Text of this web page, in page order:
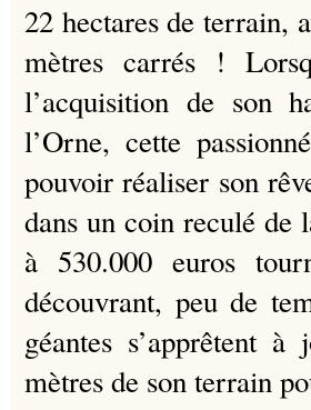
22 hectares de terrain,
mètres carrés !
l’acquisition de son
l’Orne, cette
pouvoir réaliser son
dans un coin reculé de
à 530.000 euros
découvrant, peu de
géantes s’apprêtent
mètres de son terrain